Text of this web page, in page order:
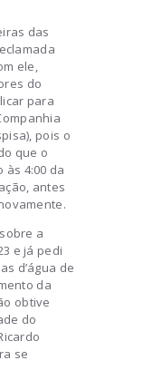
das
ele,
do
para
pois o
que o
4:00 da
antes
a
e já pedi
d’água de
da
obtive
do
se